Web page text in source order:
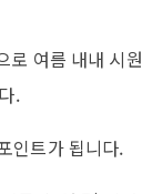
로 여름 내내 시원
.
인트가 됩니다.